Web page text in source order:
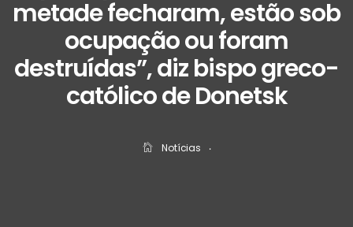
metade fecharam, estão sob
ocupação ou foram
destruídas”, diz bispo greco-
católico de Donetsk
Notícias ‧